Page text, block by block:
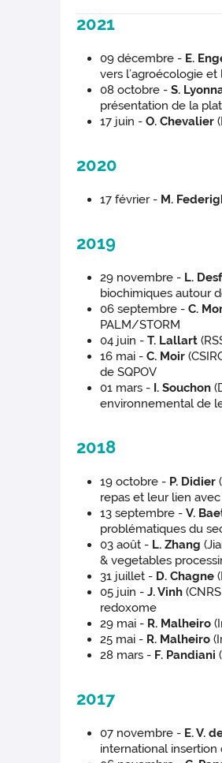
2021
09 décembre - E.
vers l’agroécologie
08 octobre -S.
présentation de la
17 juin -O. Chevalier
2020
17 février - M.
2019
29 novembre - L.
biochimiques autour
06 septembre -C.
PALM/STORM
04 juin -T. Lallart
16 mai -C. Moir
de SQPOV
01 mars - I. Souchon
environnemental de
2018
19 octobre - P. Didier
repas et leur lien
13 septembre -V.
problématiques du
03 août - L. Zhang
& vegetables
31 juillet - D. Chagne
05 juin -J. Vinh
redoxome
29 mai - R. Malheiro
25 mai - R. Malheiro
28 mars - F. Pandiani
2017
07 novembre - E. V.
international insertion